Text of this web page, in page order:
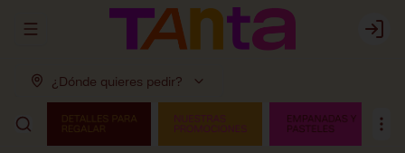
Abrir menu de navegación Login
¿Dónde quieres pedir?